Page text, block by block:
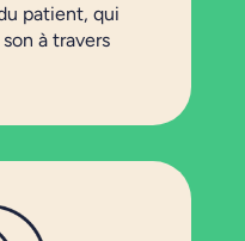
patient, qui
à travers